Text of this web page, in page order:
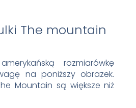
rozmiarówkę
na poniższy obrazek.
Mountain są większe niż